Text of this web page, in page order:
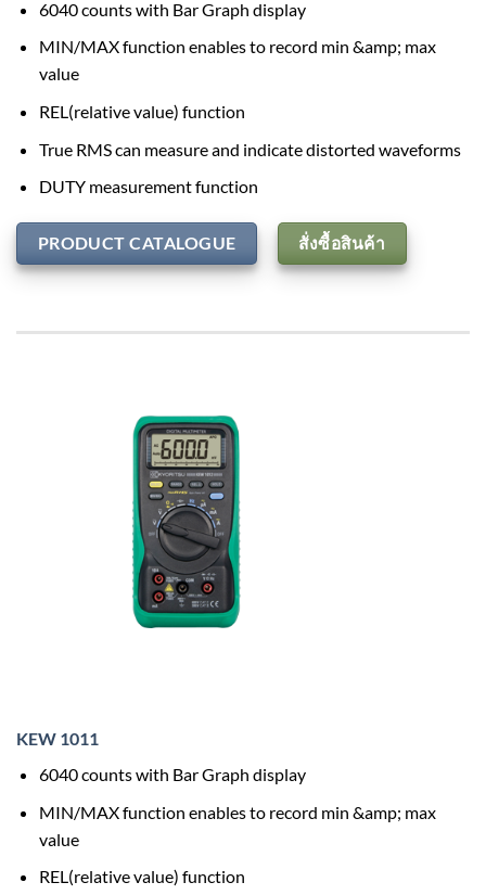
6040 counts with Bar Graph display
MIN/MAX function enables to record min &amp; max
value
REL(relative value) function
True RMS can measure and indicate distorted waveforms
DUTY measurement function
PRODUCT CATALOGUE สั่งซื้อสินค้า
KEW 1011
6040 counts with Bar Graph display
MIN/MAX function enables to record min &amp; max
value
REL(relative value) function